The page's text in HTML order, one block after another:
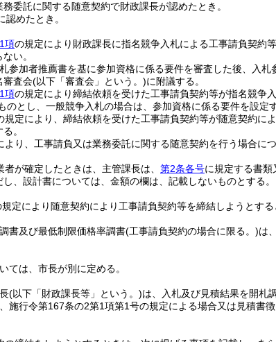
委託に関する随意契約で財政課長が認めたとき。
認めたとき。
項の規定により財政課長に指名競争入札による工事請負契約
い。
参加者推薦書を基に参加資格に係る要件を審査した後、入
審査会(以下「審査会」という。)に附議する。
項の規定により締結依頼を受けた工事請負契約等が指名競争
のとし、一般競争入札の場合は、参加資格に係る要件を設定
規定により、締結依頼を受けた工事請負契約等が随意契約によ
。
より、工事請負又は業務委託に関する随意契約を行う場合に
が確定したときは、主管課長は、 第2条各号に規定する書
し、設計書については、金額の欄は、記載しないものとする。
定により随意契約により工事請負契約等を締結しようとす
書及び最低制限価格率調書(工事請負契約の場合に限る。)は、
ては、市長が別に定める。
(以下「財政課長等」という。)は、入札及び見積結果を開札
施行令第167条の2第1項第1号の規定による場合又は見積書